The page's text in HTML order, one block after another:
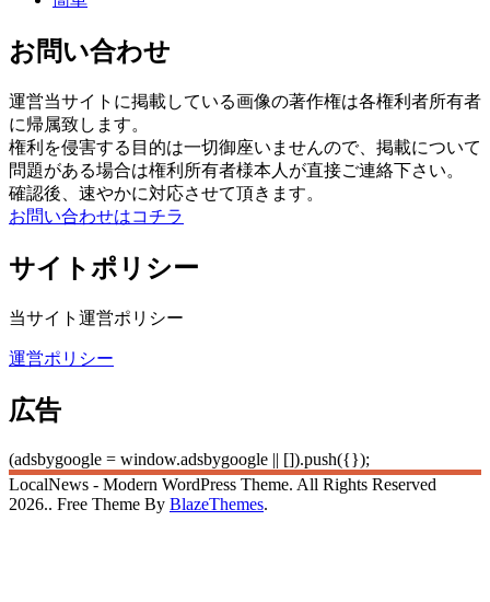
お問い合わせ
運営当サイトに掲載している画像の著作権は各権利者所有者
に帰属致します。
権利を侵害する目的は一切御座いませんので、掲載について
問題がある場合は権利所有者様本人が直接ご連絡下さい。
確認後、速やかに対応させて頂きます。
お問い合わせはコチラ
サイトポリシー
当サイト運営ポリシー
運営ポリシー
広告
(adsbygoogle = window.adsbygoogle || []).push({});
LocalNews - Modern WordPress Theme. All Rights Reserved
2026.. Free Theme By BlazeThemes.